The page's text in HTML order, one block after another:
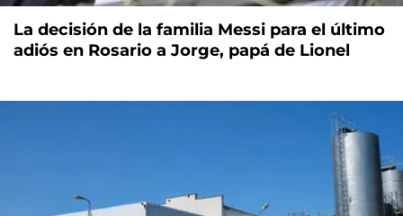
La decisión de la familia Messi para el último
adiós en Rosario a Jorge, papá de Lionel